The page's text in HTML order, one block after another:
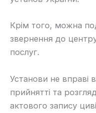
​Крім того, можна
звернення до
послуг.
​Установи не вправі
прийнятті та
актового запису